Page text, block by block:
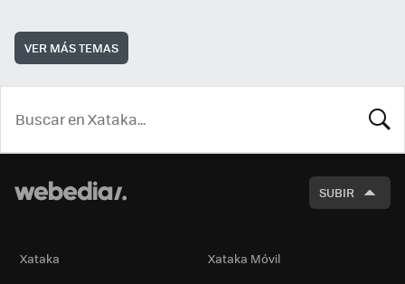
VER MÁS TEMAS
SUBIR
Xataka
Xataka Móvil